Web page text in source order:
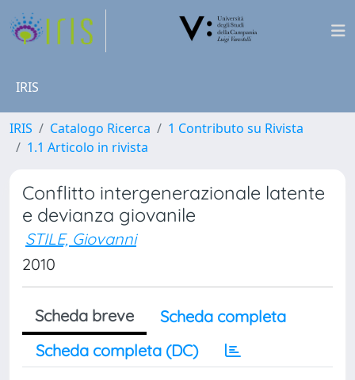
IRIS
IRIS Catalogo Ricerca
1 Contributo su Rivista
1.1 Articolo in rivista
Conflitto intergenerazionale latente
e devianza giovanile
STILE, Giovanni
2010
Scheda breve
Scheda completa
Scheda completa (DC)